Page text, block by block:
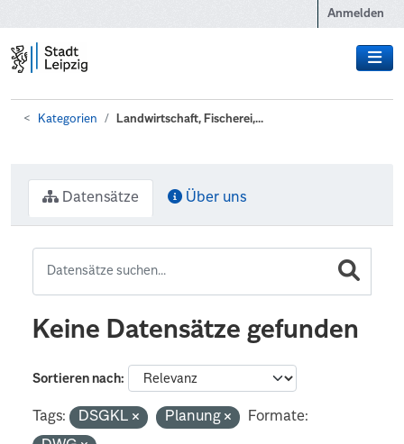
Anmelden
Kategorien Landwirtschaft, Fischerei,...
Datensätze Über uns
Keine Datensätze gefunden
Sortieren nach
Tags: DSGKL Planung
Formate: